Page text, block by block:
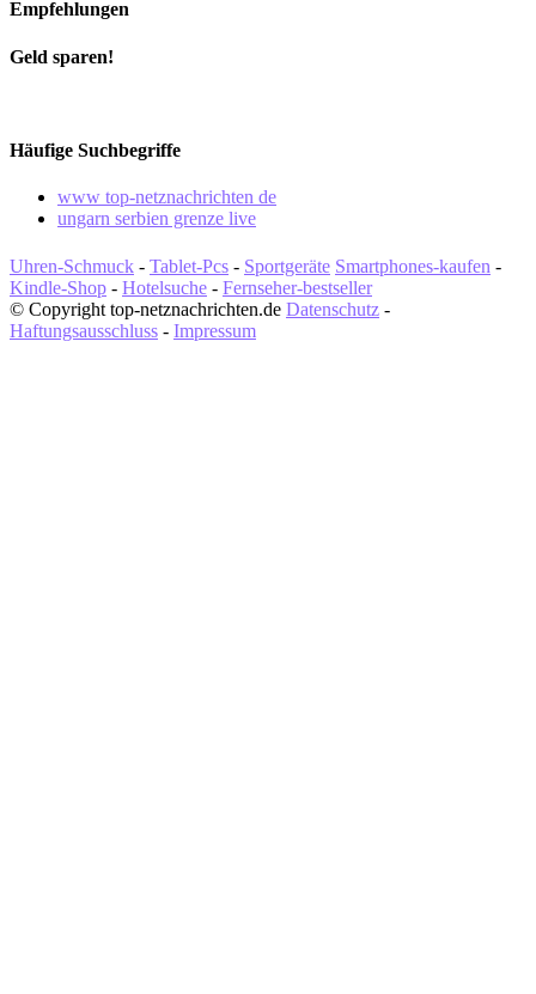
Empfehlungen
Geld sparen!
Häufige Suchbegriffe
www top-netznachrichten de
ungarn serbien grenze live
Uhren-Schmuck - Tablet-Pcs - Sportgeräte Smartphones-kaufen -
Kindle-Shop - Hotelsuche - Fernseher-bestseller
© Copyright top-netznachrichten.de Datenschutz -
Haftungsausschluss - Impressum